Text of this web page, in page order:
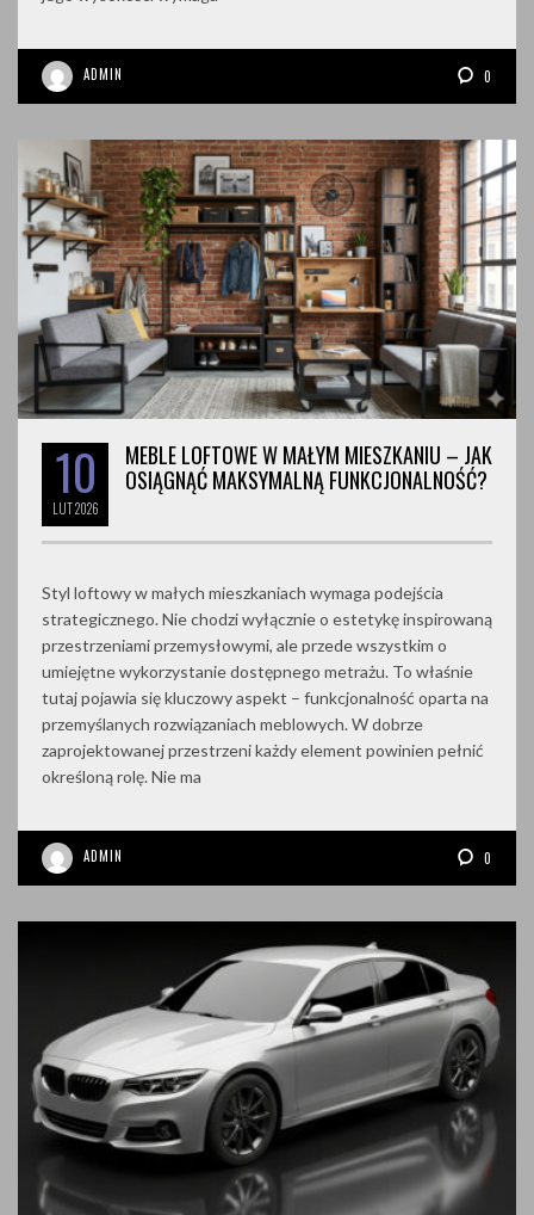
ADMIN 0
10
LUT2026
MEBLE LOFTOWE W MAŁYM MIESZKANIU – JAK
OSIĄGNĄĆ MAKSYMALNĄ FUNKCJONALNOŚĆ?
Styl loftowy w małych mieszkaniach wymaga podejścia
strategicznego. Nie chodzi wyłącznie o estetykę inspirowaną
przestrzeniami przemysłowymi, ale przede wszystkim o
umiejętne wykorzystanie dostępnego metrażu. To właśnie
tutaj pojawia się kluczowy aspekt – funkcjonalność oparta na
przemyślanych rozwiązaniach meblowych. W dobrze
zaprojektowanej przestrzeni każdy element powinien pełnić
określoną rolę. Nie ma
ADMIN 0